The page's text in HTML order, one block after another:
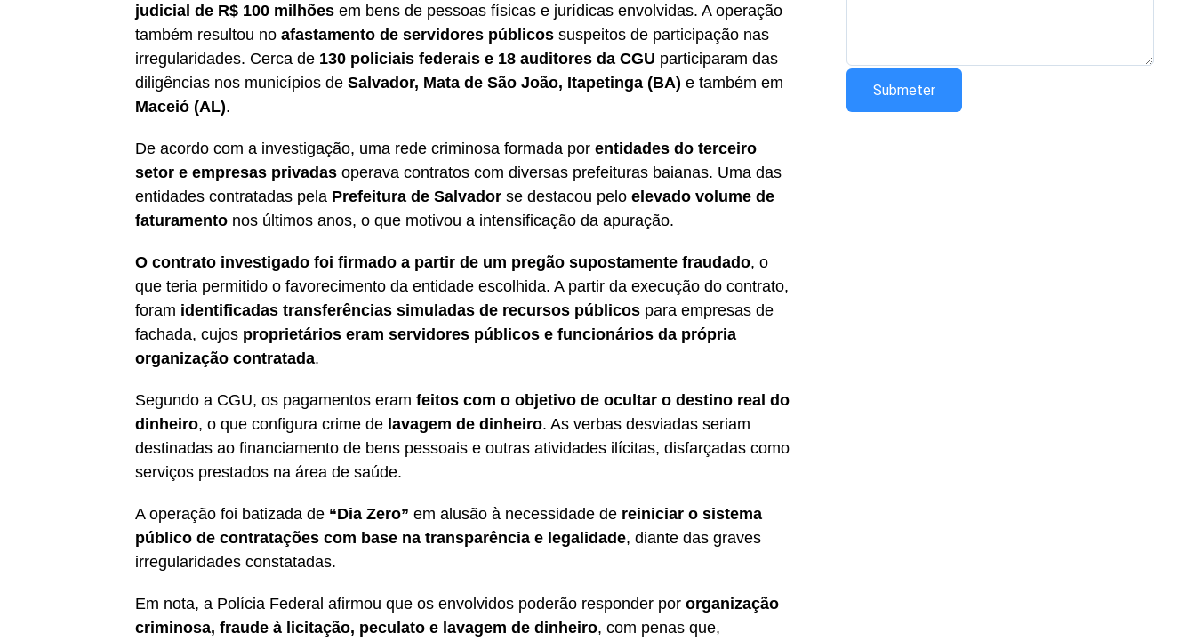
judicial de R$ 100 milhões em bens de pessoas físicas e jurídicas envolvidas. A operação
também resultou no afastamento de servidores públicos suspeitos de participação nas
irregularidades. Cerca de 130 policiais federais e 18 auditores da CGU participaram das
diligências nos municípios de Salvador, Mata de São João, Itapetinga (BA) e também em
Maceió (AL).
De acordo com a investigação, uma rede criminosa formada por entidades do terceiro
setor e empresas privadas operava contratos com diversas prefeituras baianas. Uma das
entidades contratadas pela Prefeitura de Salvador se destacou pelo elevado volume de
faturamento nos últimos anos, o que motivou a intensificação da apuração.
O contrato investigado foi firmado a partir de um pregão supostamente fraudado, o
que teria permitido o favorecimento da entidade escolhida. A partir da execução do contrato,
foram identificadas transferências simuladas de recursos públicos para empresas de
fachada, cujos proprietários eram servidores públicos e funcionários da própria
organização contratada.
Segundo a CGU, os pagamentos eram feitos com o objetivo de ocultar o destino real do
dinheiro, o que configura crime de lavagem de dinheiro. As verbas desviadas seriam
destinadas ao financiamento de bens pessoais e outras atividades ilícitas, disfarçadas como
serviços prestados na área de saúde.
A operação foi batizada de “Dia Zero” em alusão à necessidade de reiniciar o sistema
público de contratações com base na transparência e legalidade, diante das graves
irregularidades constatadas.
Em nota, a Polícia Federal afirmou que os envolvidos poderão responder por organização
criminosa, fraude à licitação, peculato e lavagem de dinheiro, com penas que,